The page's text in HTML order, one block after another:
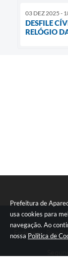
Prefeitura de
usa cookies para
navegação. Ao
nossa Política de
03 DEZ 2025 -
DESFILE
RELÓGIO
Endereço: Rua